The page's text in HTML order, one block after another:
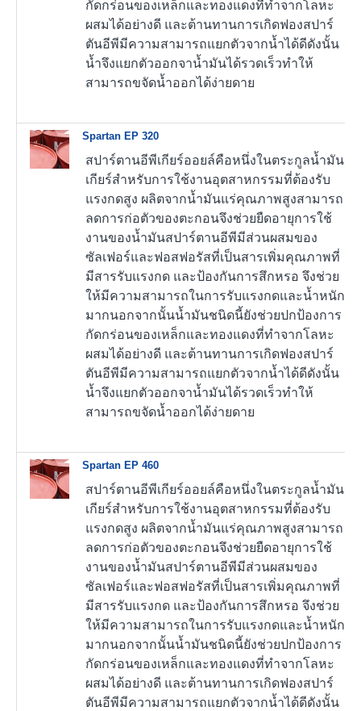
กัดกร่อนของเหล็กและทองแดงที่ทำจากโลหะ
ผสมได้อย่างดี และต้านทานการเกิดฟองสปาร์
ตันอีพีมีความสามารถแยกตัวจากน้ำได้ดีดังนั้น
น้ำจึงแยกตัวออกจาน้ำมันได้รวดเร็วทำให้
สามารถขจัดน้ำออกได้ง่ายดาย
Spartan EP 320
สปาร์ตานอีพีเกียร์ออยล์คือหนึ่งในตระกูลน้ำมัน
เกียร์สำหรับการใช้งานอุตสาหกรรมที่ต้องรับ
แรงกดสูง ผลิตจากน้ำมันแร่คุณภาพสูงสามารถ
ลดการก่อตัวของตะกอนจึงช่วยยืดอายุการใช้
งานของน้ำมันสปาร์ตานอีพีมีส่วนผสมของ
ซัลเฟอร์และฟอสฟอรัสที่เป็นสารเพิ่มคุณภาพที่
มีสารรับแรงกด และป้องกันการสึกหรอ จึงช่วย
ให้มีความสามารถในการรับแรงกดและน้ำหนัก
มากนอกจากนั้นน้ำมันชนิดนี้ยังช่วยปกป้องการ
กัดกร่อนของเหล็กและทองแดงที่ทำจากโลหะ
ผสมได้อย่างดี และต้านทานการเกิดฟองสปาร์
ตันอีพีมีความสามารถแยกตัวจากน้ำได้ดีดังนั้น
น้ำจึงแยกตัวออกจาน้ำมันได้รวดเร็วทำให้
สามารถขจัดน้ำออกได้ง่ายดาย
Spartan EP 460
สปาร์ตานอีพีเกียร์ออยล์คือหนึ่งในตระกูลน้ำมัน
เกียร์สำหรับการใช้งานอุตสาหกรรมที่ต้องรับ
แรงกดสูง ผลิตจากน้ำมันแร่คุณภาพสูงสามารถ
ลดการก่อตัวของตะกอนจึงช่วยยืดอายุการใช้
งานของน้ำมันสปาร์ตานอีพีมีส่วนผสมของ
ซัลเฟอร์และฟอสฟอรัสที่เป็นสารเพิ่มคุณภาพที่
มีสารรับแรงกด และป้องกันการสึกหรอ จึงช่วย
ให้มีความสามารถในการรับแรงกดและน้ำหนัก
มากนอกจากนั้นน้ำมันชนิดนี้ยังช่วยปกป้องการ
กัดกร่อนของเหล็กและทองแดงที่ทำจากโลหะ
ผสมได้อย่างดี และต้านทานการเกิดฟองสปาร์
ตันอีพีมีความสามารถแยกตัวจากน้ำได้ดีดังนั้น